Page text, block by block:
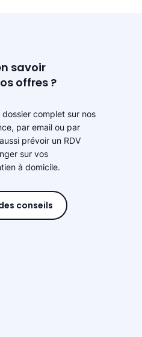
savoir
offres ?
complet sur nos
par email ou par
prévoir un RDV
sur vos
à domicile.
conseils